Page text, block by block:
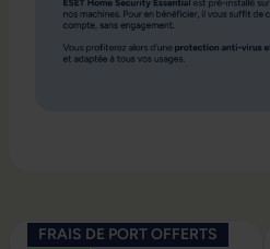
Ignorer la galerie de produits
FRAIS DE PORT OFFERTS